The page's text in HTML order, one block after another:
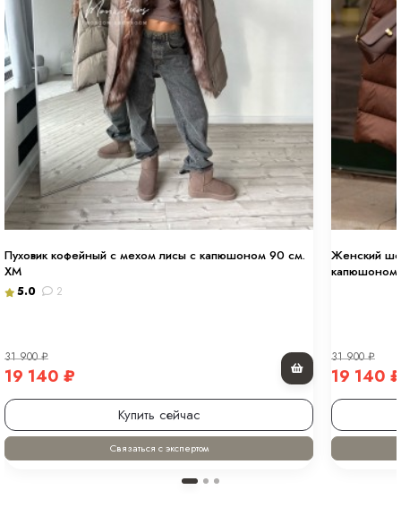
Пуховик кофейный с мехом лисы с капюшоном 90 см.
ХМ
5.0 2
31 900₽
19 140 ₽
Купить сейчас
Связаться с экспертом
Женский
капюшоном
31 900₽
19 140 ₽